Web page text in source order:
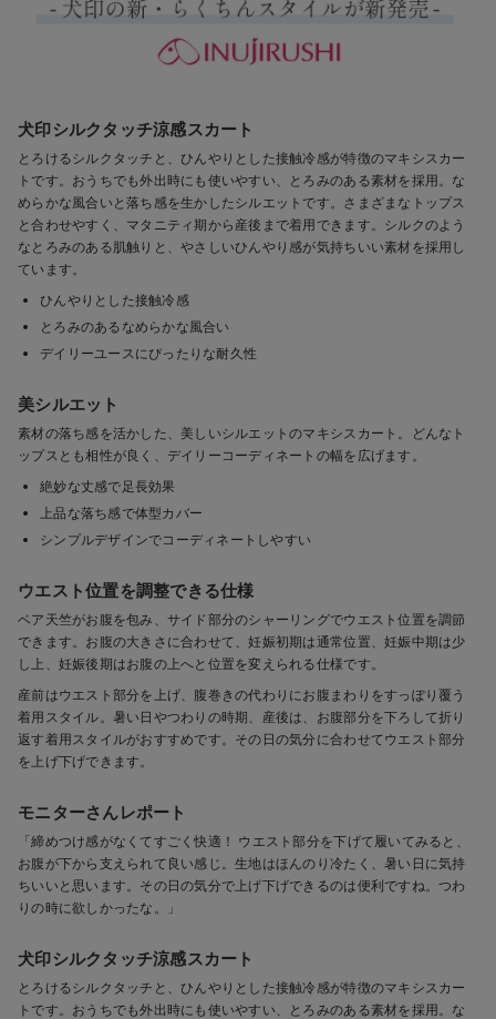
犬印シルクタッチ涼感スカート
とろけるシルクタッチと、ひんやりとした接触冷感が特徴のマキシスカー
トです。おうちでも外出時にも使いやすい、とろみのある素材を採用。な
めらかな風合いと落ち感を生かしたシルエットです。さまざまなトップス
と合わせやすく、マタニティ期から産後まで着用できます。シルクのよう
なとろみのある肌触りと、やさしいひんやり感が気持ちいい素材を採用し
ています。
ひんやりとした接触冷感
とろみのあるなめらかな風合い
デイリーユースにぴったりな耐久性
美シルエット
素材の落ち感を活かした、美しいシルエットのマキシスカート。どんなト
ップスとも相性が良く、デイリーコーディネートの幅を広げます。
絶妙な丈感で足長効果
上品な落ち感で体型カバー
シンプルデザインでコーディネートしやすい
ウエスト位置を調整できる仕様
ベア天竺がお腹を包み、サイド部分のシャーリングでウエスト位置を調節
できます。お腹の大きさに合わせて、妊娠初期は通常位置、妊娠中期は少
し上、妊娠後期はお腹の上へと位置を変えられる仕様です。
産前はウエスト部分を上げ、腹巻きの代わりにお腹まわりをすっぽり覆う
着用スタイル。暑い日やつわりの時期、産後は、お腹部分を下ろして折り
返す着用スタイルがおすすめです。その日の気分に合わせてウエスト部分
を上げ下げできます。
モニターさんレポート
「締めつけ感がなくてすごく快適！ ウエスト部分を下げて履いてみると、
お腹が下から支えられて良い感じ。生地はほんのり冷たく、暑い日に気持
ちいいと思います。その日の気分で上げ下げできるのは便利ですね。つわ
りの時に欲しかったな。」
犬印シルクタッチ涼感スカート
とろけるシルクタッチと、ひんやりとした接触冷感が特徴のマキシスカー
トです。おうちでも外出時にも使いやすい、とろみのある素材を採用。な